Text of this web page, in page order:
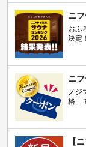
ニ
おふ
決定！
ニ
ノ
格」
【